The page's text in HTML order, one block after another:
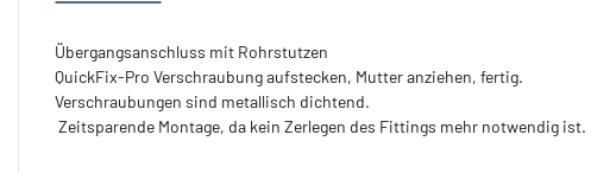
Übergangsanschluss mit Rohrstutzen
QuickFix-Pro Verschraubung aufstecken, Mutter anziehen, fertig.
Verschraubungen sind metallisch dichtend.
Zeitsparende Montage, da kein Zerlegen des Fittings mehr notwendig ist.